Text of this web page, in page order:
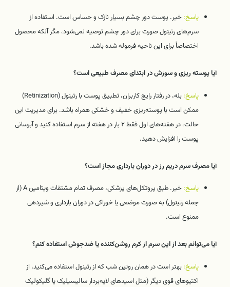
پاسخ:خیر. پوست دور چشم بسیار نازک و حساس است. استفاده از
سرم‌های رتینول صورت برای دور چشم توصیه نمی‌شود، مگر آنکه محصول
اختصاصاً برای این ناحیه فرموله شده باشد.
آیا پوسته ریزی و سوزش در ابتدای مصرف طبیعی است؟
پاسخ:
بله، در رفتار رایج کاربران، تطبیق پوست با رتینول (Retinization)
ممکن است با پوسته‌ریزی خفیف و خشکی همراه باشد. برای مدیریت این
حالت، در هفته‌های اول فقط ۲ بار در هفته از سرم استفاده کنید و آبرسانی
پوست را افزایش دهید.
آیا مصرف سرم دریم رز در دوران بارداری مجاز است؟
پاسخ:
خیر. طبق پروتکل‌های پزشکی، مصرف تمام مشتقات ویتامین A (از
جمله رتینول) به صورت موضعی یا خوراکی در دوران بارداری و شیردهی
ممنوع است.
آیا می‌توانم بعد از این سرم از کرم روشن‌کننده یا ضدجوش استفاده کنم؟
پاسخ:بهتر است در همان روتین شب که از رتینول استفاده می‌کنید، از
اکتیوهای قوی دیگر (مثل اسیدهای لایه‌بردار سالیسیلیک یا گلیکولیک